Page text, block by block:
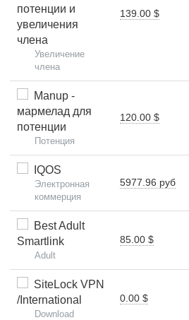
потенции и
увеличения
члена
Увеличение
члена
139.00 $
Manup -
мармелад для
потенции
Потенция
120.00 $
IQOS
Электронная
коммерция
5977.96 руб
Best Adult
Smartlink
Adult
85.00 $
SiteLock VPN
/International
Download
0.00 $